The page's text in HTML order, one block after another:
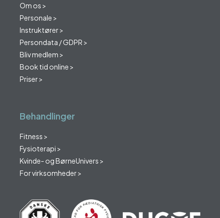
Om os >
Personale >
Instruktører >
Persondata / GDPR >
Bliv medlem >
Book tid online >
Priser >
Behandlinger
Fitness >
Fysioterapi >
Kvinde- og BørneUnivers >
For virksomheder >